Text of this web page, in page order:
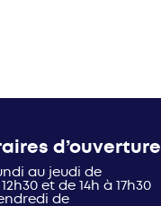
d’ouverture
au jeudi de
et de 14h à 17h30
de